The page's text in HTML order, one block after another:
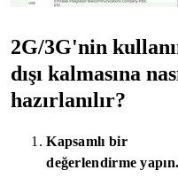
2G/3G'nin
dışı kalmasına
hazırlanılır?
Kapsamlı bir
değerlendirme yapın.